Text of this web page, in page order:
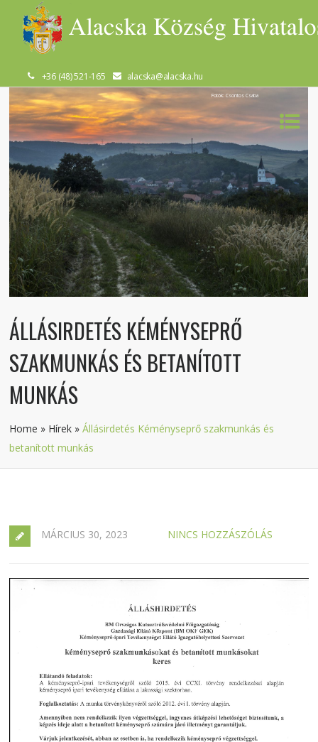
+36 (48) 521-165 alacska@alacska.hu
Fotók: Csontos Csaba
ÁLLÁSIRDETÉS KÉMÉNYSEPRŐ
SZAKMUNKÁS ÉS BETANÍTOTT
MUNKÁS
Home » Hírek »Állásirdetés Kéményseprő szakmunkás és
betanított munkás
MÁRCIUS 30, 2023 NINCS HOZZÁSZÓLÁS